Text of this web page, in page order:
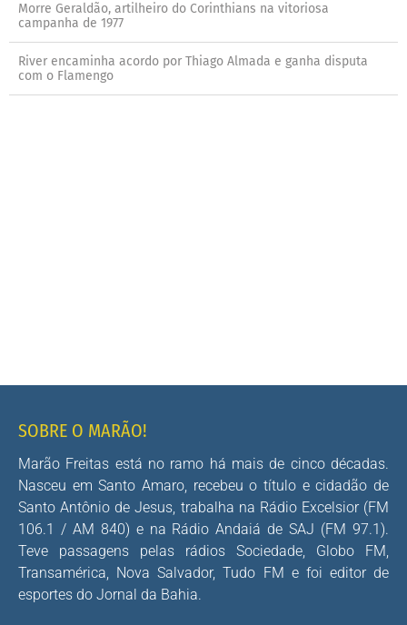
Morre Geraldão, artilheiro do Corinthians na vitoriosa
campanha de 1977
River encaminha acordo por Thiago Almada e ganha disputa
com o Flamengo
SOBRE O MARÃO!
Marão Freitas está no ramo há mais de cinco décadas.
Nasceu em Santo Amaro, recebeu o título e cidadão de
Santo Antônio de Jesus, trabalha na Rádio Excelsior (FM
106.1 / AM 840) e na Rádio Andaiá de SAJ (FM 97.1).
Teve passagens pelas rádios Sociedade, Globo FM,
Transamérica, Nova Salvador, Tudo FM e foi editor de
esportes do Jornal da Bahia.